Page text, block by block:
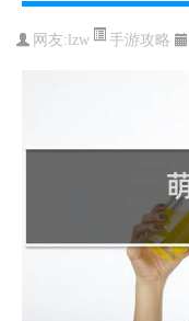
网友: lzw 手游攻略